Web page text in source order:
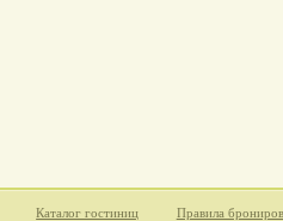
Каталог гостиниц Правила